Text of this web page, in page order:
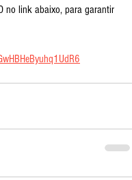
no link abaixo, para garantir